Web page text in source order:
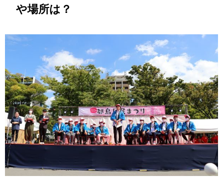
や場所は？